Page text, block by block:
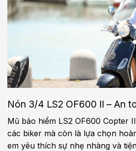
Nón 3/4 LS2 OF600 II – An
Mũ bảo hiểm LS2 OF600 Copter
các biker mà còn là lựa chọn
em yêu thích sự nhẹ nhàng và